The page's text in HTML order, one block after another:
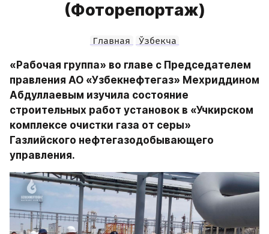
(Фоторепортаж)
Главная Ўзбекча
«Рабочая группа» во главе с Председателем
правления АО «Узбекнефтегаз» Мехриддином
Абдуллаевым изучила состояние
строительных работ установок в «Учкирском
комплексе очистки газа от серы»
Газлийского нефтегазодобывающего
управления.